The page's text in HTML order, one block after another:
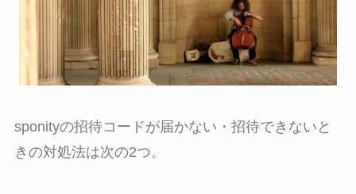
sponityの招待コードが届かない・招待できないと
きの対処法は次の2つ。